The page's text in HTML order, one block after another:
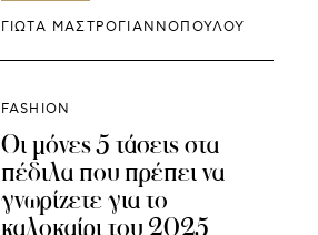
ΓΙΩΤΑ ΜΑΣΤΡΟΓΙΑΝΝΟΠΟΥΛΟΥ
FASHION
Oι μόνες 5 τάσεις στα
πέδιλα που πρέπει να
γνωρίζετε για το
καλοκαίρι του 2025